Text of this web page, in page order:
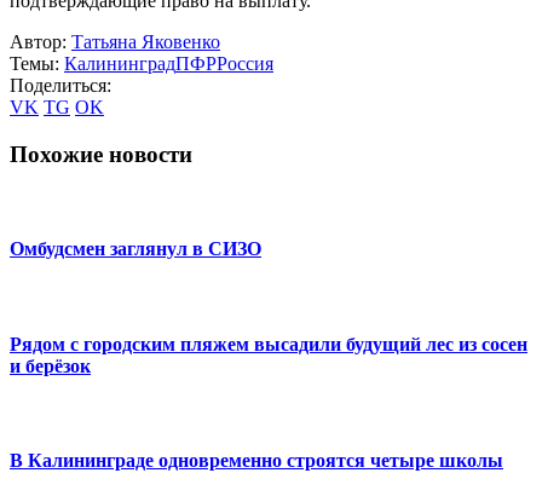
Автор: Татьяна Яковенко
Темы: КалининградПФРРоссия
Поделиться:
VK TG OK
Похожие новости
Омбудсмен заглянул в СИЗО
Рядом с городским пляжем высадили будущий лес из сосен
и берёзок
В Калининграде одновременно строятся четыре школы